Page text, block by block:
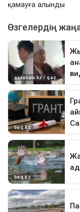
қамауға алынды